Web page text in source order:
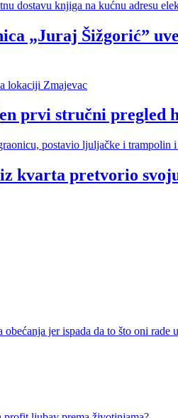
„Juraj Šižgorić”
prvi stručni pregled
kvarta pretvorio
jer ispada da to što oni rade